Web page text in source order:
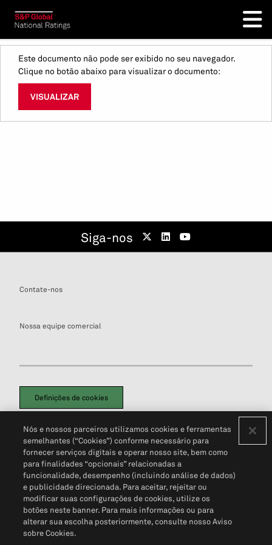
Este documento não pode ser exibido no seu navegador.
Clique no botão abaixo para visualizar o documento:
VISUALIZAR
Siga-nos
Contate-nos
Nossa equipe comercial
Definições de cookies
Política de PrivacidadePortal de privacidade do cliente (em inglês)
Não Venda Minhas Informações Pessoais© 2026 S&P Global
Nós e nossos parceiros utilizamos cookies e ferramentas
semelhantes (“Cookies”) conforme necessário para
fornecer serviços digitais e operar nosso site, bem como
para finalidades “opcionais” relacionadas a
funcionalidade, desempenho (incluindo análise de dados)
e publicidade direcionada. Para aceitar, rejeitar ou
modificar suas configurações de cookies, utilize os
botões neste banner. Para mais informações ou para
alterar sua escolha posteriormente, consulte nosso Aviso
sobre Cookies.